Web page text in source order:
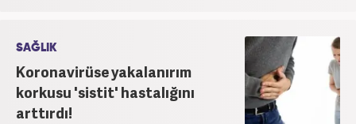
SAĞLIK
Koronavirüse yakalanırım
korkusu 'sistit' hastalığını
arttırdı!